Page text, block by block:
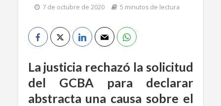
7 de octubre de 2020 5 minutos de lectura
La justicia rechazó la solicitud
del GCBA para declarar
abstracta una causa sobre el